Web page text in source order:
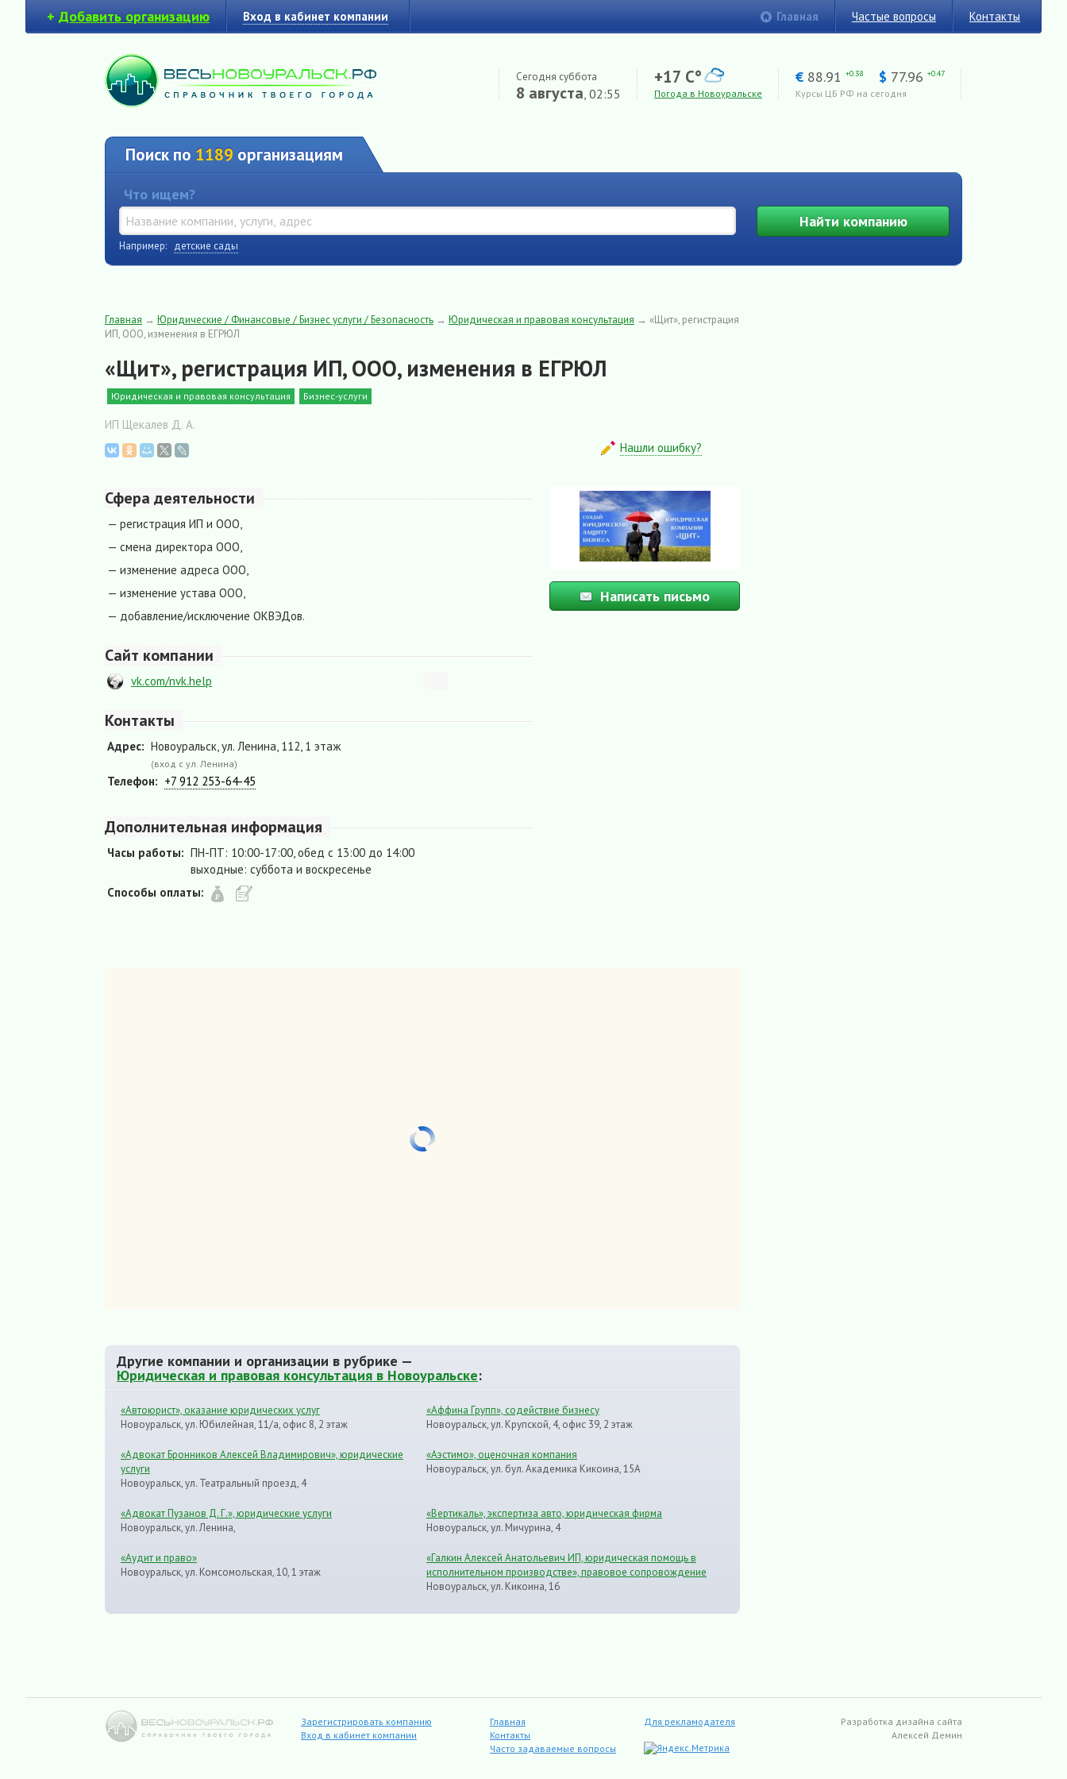
+ Добавить организацию Вход в кабинет компании Главная Частые вопросы Контакты
Сегодня суббота
8 августа, 02:55
+17 C°
Погода в Новоуральске
€ 88.91 +0.38 $ 77.96 +0.47
Курсы ЦБ РФ на сегодня
Поиск по 1189 организациям
Что ищем?
Найтикомпанию
Например: детские сады
Главная → Юридические / Финансовые / Бизнес услуги / Безопасность → Юридическая и правовая консультация → «Щит», регистрация
ИП, ООО, изменения в ЕГРЮЛ
«Щит», регистрация ИП, ООО, изменения в ЕГРЮЛ
Юридическая и правовая консультация Бизнес-услуги
ИП Щекалев Д. А.
Нашли ошибку?
Сфера деятельности
— регистрация ИП и ООО,
— смена директора ООО,
— изменение адреса ООО,
— изменение устава ООО,
— добавление/исключение ОКВЭДов.
Сайт компании
vk.com/nvk.help
Контакты
Адрес: Новоуральск, ул. Ленина, 112, 1 этаж
(вход с ул. Ленина)
Телефон: +7 912 253-64-45
Дополнительная информация
Часы работы: ПН-ПТ: 10:00-17:00, обед с 13:00 до 14:00
выходные: суббота и воскресенье
Способы оплаты:
Написать письмо
Другие компании и организации в рубрике —
Юридическая и правовая консультация в Новоуральске:
«Автоюрист», оказание юридических услуг
Новоуральск, ул. Юбилейная, 11/а, офис 8, 2 этаж
«Аффина Групп», содействие бизнесу
Новоуральск, ул. Крупской, 4, офис 39, 2 этаж
«Адвокат Бронников Алексей Владимирович», юридические
услуги
Новоуральск, ул. Театральный проезд, 4
«Аэстимо», оценочная компания
Новоуральск, ул. бул. Академика Кикоина, 15А
«Адвокат Пузанов Д. Г.», юридические услуги
Новоуральск, ул. Ленина,
«Вертикаль», экспертиза авто, юридическая фирма
Новоуральск, ул. Мичурина, 4
«Аудит и право»
Новоуральск, ул. Комсомольская, 10, 1 этаж
«Галкин Алексей Анатольевич ИП, юридическая помощь в
исполнительном производстве», правовое сопровождение
Новоуральск, ул. Кикоина, 16
Зарегистрировать компанию
Вход в кабинет компании
Главная
Контакты
Часто задаваемые вопросы
Для рекламодателя
Разработка дизайна сайта
Алексей Демин